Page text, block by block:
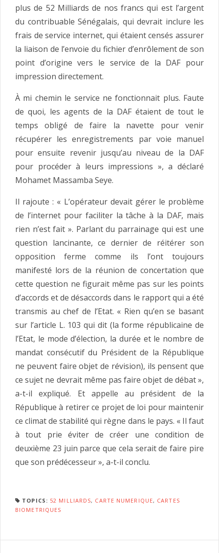
plus de 52 Milliards de nos francs qui est l’argent
du contribuable Sénégalais, qui devrait inclure les
frais de service internet, qui étaient censés assurer
la liaison de l’envoie du fichier d’enrôlement de son
point d’origine vers le service de la DAF pour
impression directement.
À mi chemin le service ne fonctionnait plus. Faute
de quoi, les agents de la DAF étaient de tout le
temps obligé de faire la navette pour venir
récupérer les enregistrements par voie manuel
pour ensuite revenir jusqu’au niveau de la DAF
pour procéder à leurs impressions », a déclaré
Mohamet Massamba Seye.
Il rajoute : « L’opérateur devait gérer le problème
de l’internet pour faciliter la tâche à la DAF, mais
rien n’est fait ». Parlant du parrainage qui est une
question lancinante, ce dernier de réitérer son
opposition ferme comme ils l’ont toujours
manifesté lors de la réunion de concertation que
cette question ne figurait même pas sur les points
d’accords et de désaccords dans le rapport qui a été
transmis au chef de l’Etat. « Rien qu’en se basant
sur l’article L. 103 qui dit (la forme républicaine de
l’Etat, le mode d’élection, la durée et le nombre de
mandat consécutif du Président de la République
ne peuvent faire objet de révision), ils pensent que
ce sujet ne devrait même pas faire objet de débat »,
a-t-il expliqué. Et appelle au président de la
République à retirer ce projet de loi pour maintenir
ce climat de stabilité qui règne dans le pays. « Il faut
à tout prie éviter de créer une condition de
deuxième 23 juin parce que cela serait de faire pire
que son prédécesseur », a-t-il conclu.
TOPICS: 52 MILLIARDS, CARTE NUMERIQUE, CARTES
BIOMETRIQUES